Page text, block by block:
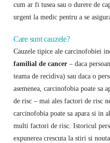
cum ar fi tusea sau o durere de
urgent la medic pentru a se
Care sunt cauzele?
Cauzele tipice ale carcinofobiei
familial de cancer– daca
teama de recidiva) sau daca o
asemenea, carcinofobia poate sa
de risc – mai ales factori de risc
carcinofobia poate sa apara si in
multi factori de risc. Istoricul
expunerea crescuta la stiri si